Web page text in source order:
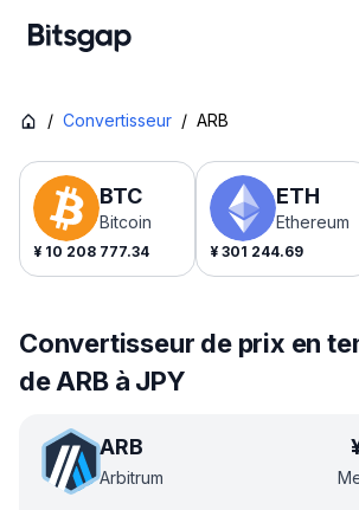
/ Convertisseur / ARB
BTC
Bitcoin
¥ 10 208 777.34
ETH
Ethereum
¥ 301 244.69
Convertisseur de prix en
de ARB à JPY
ARB
Arbitrum